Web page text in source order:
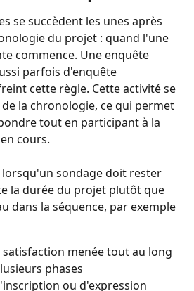
se succèdent les unes après
du projet : quand l'une
commence. Une enquête
parfois d'enquête
cette règle. Cette activité se
la chronologie, ce qui permet
tout en participant à la
cours.
sondage doit rester
la durée du projet plutôt que
dans la séquence, par exemple
satisfaction menée tout au long
phases
ou d'expression